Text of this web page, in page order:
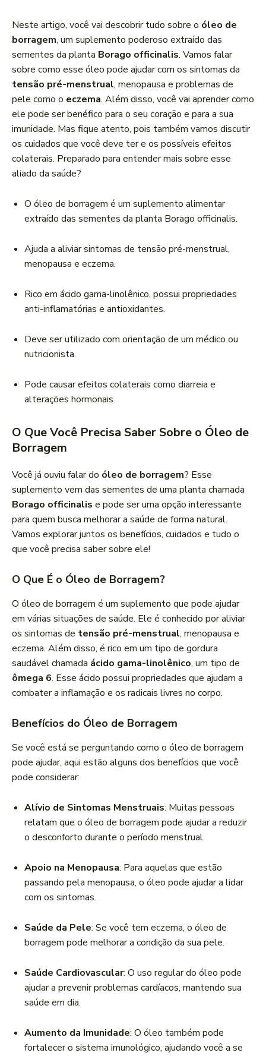
d
o
r
d
e
á
u
d
i
o
Neste artigo, você vai descobrir tudo sobre o óleo de
borragem, um suplemento poderoso extraído das
sementes da planta Borago officinalis. Vamos falar
sobre como esse óleo pode ajudar com os sintomas da
tensão pré-menstrual, menopausa e problemas de
pele como o eczema. Além disso, você vai aprender como
ele pode ser benéfico para o seu coração e para a sua
imunidade. Mas fique atento, pois também vamos discutir
os cuidados que você deve ter e os possíveis efeitos
colaterais. Preparado para entender mais sobre esse
aliado da saúde?
O óleo de borragem é um suplemento alimentar
extraído das sementes da planta Borago officinalis.
Ajuda a aliviar sintomas de tensão pré-menstrual,
menopausa e eczema.
Rico em ácido gama-linolênico, possui propriedades
anti-inflamatórias e antioxidantes.
Deve ser utilizado com orientação de um médico ou
nutricionista.
Pode causar efeitos colaterais como diarreia e
alterações hormonais.
O Que Você Precisa Saber Sobre o Óleo de
Borragem
Você já ouviu falar do óleo de borragem? Esse
suplemento vem das sementes de uma planta chamada
Borago officinalis e pode ser uma opção interessante
para quem busca melhorar a saúde de forma natural.
Vamos explorar juntos os benefícios, cuidados e tudo o
que você precisa saber sobre ele!
O Que É o Óleo de Borragem?
O óleo de borragem é um suplemento que pode ajudar
em várias situações de saúde. Ele é conhecido por aliviar
os sintomas de tensão pré-menstrual, menopausa e
eczema. Além disso, é rico em um tipo de gordura
saudável chamada ácido gama-linolênico, um tipo de
ômega 6. Esse ácido possui propriedades que ajudam a
combater a inflamação e os radicais livres no corpo.
Benefícios do Óleo de Borragem
Se você está se perguntando como o óleo de borragem
pode ajudar, aqui estão alguns dos benefícios que você
pode considerar:
Alívio de Sintomas Menstruais: Muitas pessoas
relatam que o óleo de borragem pode ajudar a reduzir
o desconforto durante o período menstrual.
Apoio na Menopausa: Para aquelas que estão
passando pela menopausa, o óleo pode ajudar a lidar
com os sintomas.
Saúde da Pele: Se você tem eczema, o óleo de
borragem pode melhorar a condição da sua pele.
Saúde Cardiovascular: O uso regular do óleo pode
ajudar a prevenir problemas cardíacos, mantendo sua
saúde em dia.
Aumento da Imunidade: O óleo também pode
fortalecer o sistema imunológico, ajudando você a se